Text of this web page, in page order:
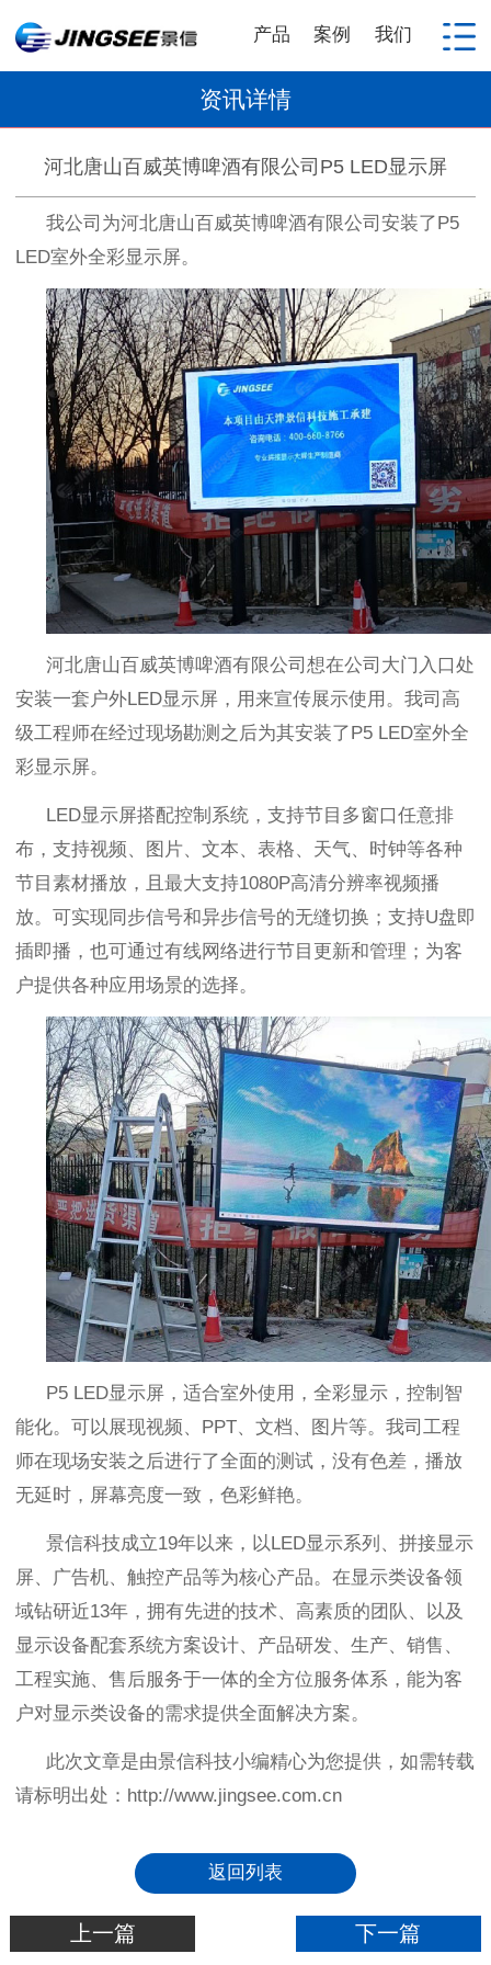
产品 案例 我们
资讯详情
河北唐山百威英博啤酒有限公司P5 LED显示屏
我公司为河北唐山百威英博啤酒有限公司安装了P5
LED室外全彩显示屏。
河北唐山百威英博啤酒有限公司想在公司大门入口处
安装一套户外LED显示屏，用来宣传展示使用。我司高
级工程师在经过现场勘测之后为其安装了P5 LED室外全
彩显示屏。
LED显示屏搭配控制系统，支持节目多窗口任意排
布，支持视频、图片、文本、表格、天气、时钟等各种
节目素材播放，且最大支持1080P高清分辨率视频播
放。可实现同步信号和异步信号的无缝切换；支持U盘即
插即播，也可通过有线网络进行节目更新和管理；为客
户提供各种应用场景的选择。
P5 LED显示屏，适合室外使用，全彩显示，控制智
能化。可以展现视频、 PPT 、文档、图片等。我司工程
师在现场安装之后进行了全面的测试，没有色差，播放
无延时，屏幕亮度一致，色彩鲜艳。
景信科技成立19年以来，以LED显示系列、拼接显示
屏、广告机、触控产品等为核心产品。在显示类设备领
域钻研近13年，拥有先进的技术、高素质的团队、以及
显示设备配套系统方案设计、产品研发、生产、销售、
工程实施、售后服务于一体的全方位服务体系，能为客
户对显示类设备的需求提供全面解决方案。
此次文章是由景信科技小编精心为您提供，如需转载
请标明出处： http://www.jingsee.com.cn
返回列表
上一篇 下一篇